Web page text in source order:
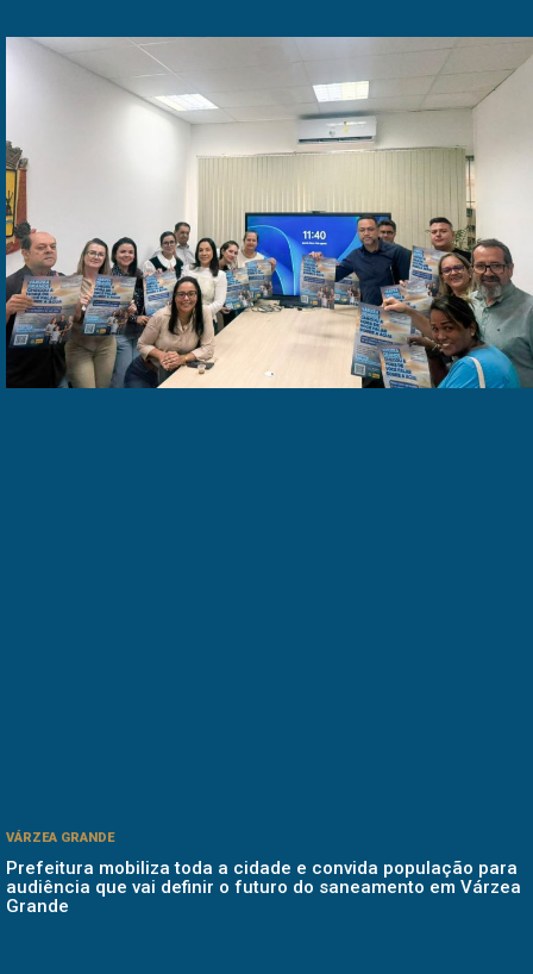
VÁRZEA GRANDE
Prefeitura mobiliza toda a cidade e convida população para
audiência que vai definir o futuro do saneamento em Várzea
Grande